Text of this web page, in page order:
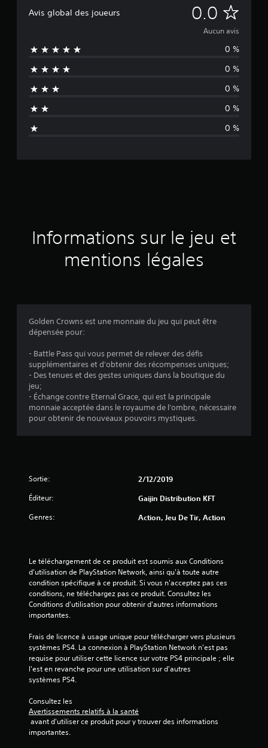
Avis global des joueurs 0.0 A
u
c
u
n
a
i
Aucun avis
0 %
0 %
0 %
0 %
0 %
Informations sur le jeu et
mentions légales
Golden Crowns est une monnaie du jeu qui peut être
dépensée pour:
- Battle Pass qui vous permet de relever des défis
supplémentaires et d'obtenir des récompenses uniques;
- Des tenues et des gestes uniques dans la boutique du
jeu;
- Échange contre Eternal Grace, qui est la principale
monnaie acceptée dans le royaume de l'ombre, nécessaire
pour obtenir de nouveaux pouvoirs mystiques.
Sortie: 2/12/2019
Éditeur: Gaijin Distribution KFT
Genres: Action, Jeu De Tir, Action
Le téléchargement de ce produit est soumis aux Conditions
d'utilisation de PlayStation Network, ainsi qu'à toute autre
condition spécifique à ce produit. Si vous n'acceptez pas ces
conditions, ne téléchargez pas ce produit. Consultez les
Conditions d'utilisation pour obtenir d'autres informations
importantes.
Frais de licence à usage unique pour télécharger vers plusieurs
systèmes PS4. La connexion à PlayStation Network n'est pas
requise pour utiliser cette licence sur votre PS4 principale ; elle
l'est en revanche pour une utilisation sur d'autres
systèmes PS4.
Consultez les
Avertissements relatifs à la santé
importantes.